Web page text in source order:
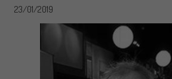
23/01/2019